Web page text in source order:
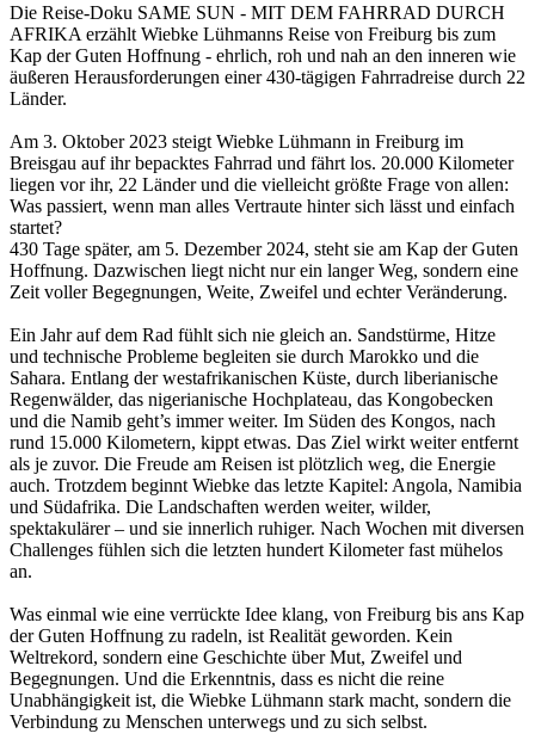
Die Reise-Doku SAME SUN - MIT DEM FAHRRAD DURCH
AFRIKA erzählt Wiebke Lühmanns Reise von Freiburg bis zum
Kap der Guten Hoffnung - ehrlich, roh und nah an den inneren wie
äußeren Herausforderungen einer 430-tägigen Fahrradreise durch 22
Länder.
Am 3. Oktober 2023 steigt Wiebke Lühmann in Freiburg im
Breisgau auf ihr bepacktes Fahrrad und fährt los. 20.000 Kilometer
liegen vor ihr, 22 Länder und die vielleicht größte Frage von allen:
Was passiert, wenn man alles Vertraute hinter sich lässt und einfach
startet?
430 Tage später, am 5. Dezember 2024, steht sie am Kap der Guten
Hoffnung. Dazwischen liegt nicht nur ein langer Weg, sondern eine
Zeit voller Begegnungen, Weite, Zweifel und echter Veränderung.
Ein Jahr auf dem Rad fühlt sich nie gleich an. Sandstürme, Hitze
und technische Probleme begleiten sie durch Marokko und die
Sahara. Entlang der westafrikanischen Küste, durch liberianische
Regenwälder, das nigerianische Hochplateau, das Kongobecken
und die Namib geht’s immer weiter. Im Süden des Kongos, nach
rund 15.000 Kilometern, kippt etwas. Das Ziel wirkt weiter entfernt
als je zuvor. Die Freude am Reisen ist plötzlich weg, die Energie
auch. Trotzdem beginnt Wiebke das letzte Kapitel: Angola, Namibia
und Südafrika. Die Landschaften werden weiter, wilder,
spektakulärer – und sie innerlich ruhiger. Nach Wochen mit diversen
Challenges fühlen sich die letzten hundert Kilometer fast mühelos
an.
Was einmal wie eine verrückte Idee klang, von Freiburg bis ans Kap
der Guten Hoffnung zu radeln, ist Realität geworden. Kein
Weltrekord, sondern eine Geschichte über Mut, Zweifel und
Begegnungen. Und die Erkenntnis, dass es nicht die reine
Unabhängigkeit ist, die Wiebke Lühmann stark macht, sondern die
Verbindung zu Menschen unterwegs und zu sich selbst.